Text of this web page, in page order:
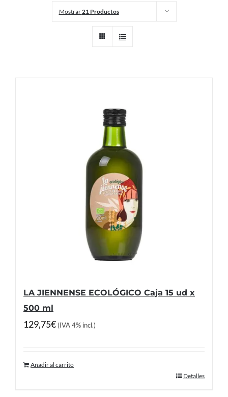
Mostrar21 Productos
LA JIENNENSE ECOLÓGICO Caja 15 ud x
500 ml
129,75€ (IVA 4% incl.)
Añadir al carrito
Detalles